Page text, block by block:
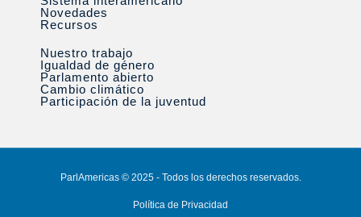
Novedades
Recursos
Nuestro trabajo
Igualdad de género
Parlamento abierto
Cambio climático
Participación de la juventud
ParlAmericas © 2025 - Todos los derechos reservados.
Política de Privacidad